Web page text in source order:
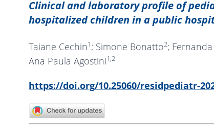
Clinical and laboratory profile of
hospitalized children in a public
Taiane Cechin1; Simone Bonatto2;
Ana Paula Agostini1,2
https://doi.org/10.25060/residpediatr-